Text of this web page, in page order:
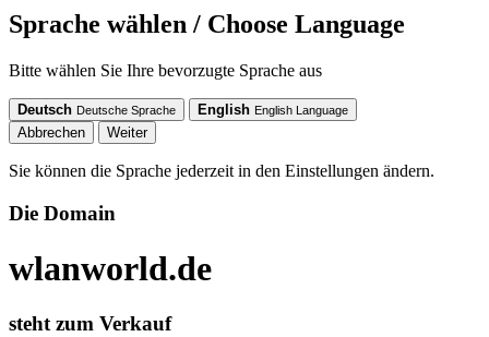
Sprache wählen / Choose Language
Bitte wählen Sie Ihre bevorzugte Sprache aus
Deutsch Deutsche Sprache English English Language
Abbrechen Weiter
Sie können die Sprache jederzeit in den Einstellungen ändern.
Die Domain
wlanworld.de
steht zum Verkauf